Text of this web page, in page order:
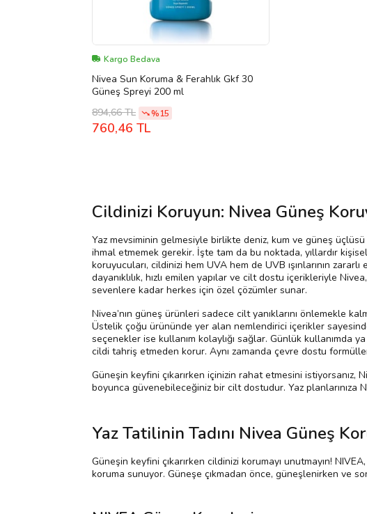
Kargo Bedava
Nivea Sun Koruma & Ferahlık Gkf 30
Güneş Spreyi 200 ml
894,66 TL
%15
760,46 TL
Cildinizi Koruyun: Nivea Güneş
Yaz mevsiminin gelmesiyle birlikte deniz, kum ve güneş üçlüsü
ihmal etmemek gerekir. İşte tam da bu noktada, yıllardır
koruyucuları, cildinizi hem UVA hem de UVB ışınlarının
dayanıklılık, hızlı emilen yapılar ve cilt dostu içerikleriyle
sevenlere kadar herkes için özel çözümler sunar.
Nivea’nın güneş ürünleri sadece cilt yanıklarını önlemekle
Üstelik çoğu ürününde yer alan nemlendirici içerikler
seçenekler ise kullanım kolaylığı sağlar. Günlük
cildi tahriş etmeden korur. Aynı zamanda çevre dostu
Güneşin keyfini çıkarırken içinizin rahat etmesini
boyunca güvenebileceğiniz bir cilt dostudur. Yaz planlarınıza
Yaz Tatilinin Tadını Nivea Güneş
Güneşin keyfini çıkarırken cildinizi korumayı unutmayın!
koruma sunuyor. Güneşe çıkmadan önce, güneşlenirken ve